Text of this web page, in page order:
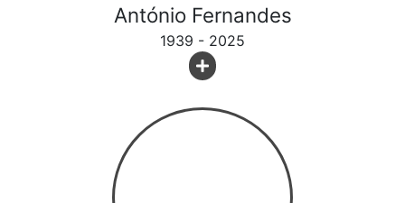
António Fernandes
1939 - 2025